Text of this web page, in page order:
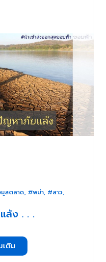
ลตลาด, #พม่า, #ลาว,
ล้ง . . .
เติม